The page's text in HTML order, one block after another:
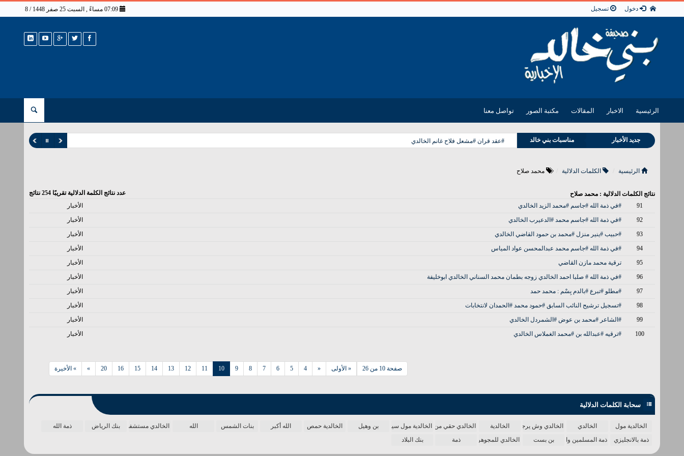
دخول تسجيل
الرئيسية الاخبار المقالات مكتبة الصور تواصل معنا
جديد الأخبار مناسبات بني خالد #عقد قران #مشعل فلاح غانم الخالدي
الرئيسية الكلمات الدلالية محمد صلاح
نتائج الكلمات الدلالية : محمد صلاح عدد نتائج الكلمة الدلالية تقريبًا 254 نتائج
91
#في ذمة الله #جاسم #محمد الزيد الخالدي
الأخبار
92
#في ذمة الله #جاسم محمد #الدعيرب الخالدي
الأخبار
93
#حبيب #ينير منزل #محمد بن حمود القاضي الخالدي
الأخبار
94
#في ذمة الله #جاسم محمد عبدالمحسن عواد المياس
الأخبار
95
ترقية محمد مازن القاضي
الأخبار
96
#في ذمة الله # صلبا احمد الخالدي زوجه بطمان محمد السناني الخالدي ابوخليفة
الأخبار
97
#مطلو #تبرع #بالدم بِسْم : محمد حمد
الأخبار
98
#تسجيل ترشيح النائب السابق #حمود محمد #الحمدان لانتخابات
الأخبار
99
#الشاعر #محمد بن عوض #الشمردل الخالدي
الأخبار
100
#ترقيه #عبدالله بن #محمد الغملاس الخالدي الأخبار
صفحة 10 من 26 « الأولى «
4
5
6
7
8
9
10
11
12
13
14
15
16
20
» » الأخيرة
سحابة الكلمات الدلالية
الخالدية مول الخالدي الخالدي وش يرجع الخالدية الخالدي حقي من الدنياالخالدية مول سينما بن وهيل الخالدية حمص الله أكبر بنات الشمس الله الخالدي مستشفى بنك الرياض
ذمة الله
ذمة بالانجليزي
ذمة المسلمين واحدة بن بست الخالدي للمجوهرات ذمة بنك البلاد